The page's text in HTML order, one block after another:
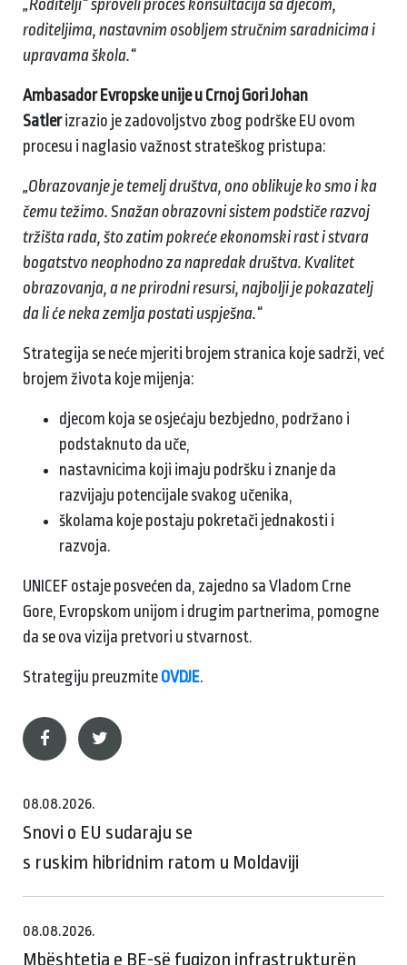
„Roditelji“ sproveli proces konsultacija sa djecom,
roditeljima, nastavnim osobljem stručnim saradnicima i
upravama škola.“
Ambasador Evropske unije u Crnoj Gori Johan
Satlerizrazio je zadovoljstvo zbog podrške EU ovom
procesu i naglasio važnost strateškog pristupa:
„Obrazovanje je temelj društva, ono oblikuje ko smo i ka
čemu težimo. Snažan obrazovni sistem podstiče razvoj
tržišta rada, što zatim pokreće ekonomski rast i stvara
bogatstvo neophodno za napredak društva. Kvalitet
obrazovanja, a ne prirodni resursi, najbolji je pokazatelj
da li će neka zemlja postati uspješna.“
Strategija se neće mjeriti brojem stranica koje sadrži, već
brojem života koje mijenja:
djecom koja se osjećaju bezbjedno, podržano i
podstaknuto da uče,
nastavnicima koji imaju podršku i znanje da
razvijaju potencijale svakog učenika,
školama koje postaju pokretači jednakosti i
razvoja.
UNICEF ostaje posvećen da, zajedno sa Vladom Crne
Gore, Evropskom unijom i drugim partnerima, pomogne
da se ova vizija pretvori u stvarnost.
Strategiju preuzmite OVDJE.
08.08.2026.
Snovi o EU sudaraju se
s ruskim hibridnim ratom u Moldaviji
08.08.2026.
Mbështetja e BE-së fuqizon infrastrukturën